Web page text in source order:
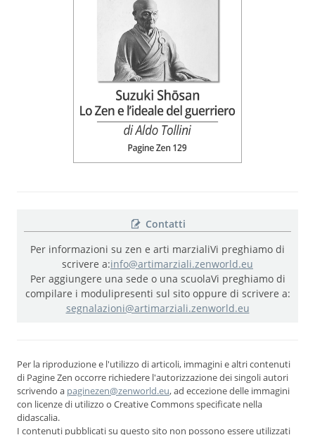
Contatti
Per informazioni su zen e arti marzialiVi preghiamo di
scrivere a:info@artimarziali.zenworld.eu
Per aggiungere una sede o una scuolaVi preghiamo di
compilare i modulipresenti sul sito oppure di scrivere a:
segnalazioni@artimarziali.zenworld.eu
Per la riproduzione e l'utilizzo di articoli, immagini e altri contenuti
di Pagine Zen occorre richiedere l'autorizzazione dei singoli autori
scrivendo a paginezen@zenworld.eu, ad eccezione delle immagini
con licenze di utilizzo o Creative Commons specificate nella
didascalia.
I contenuti pubblicati su questo sito non possono essere utilizzati